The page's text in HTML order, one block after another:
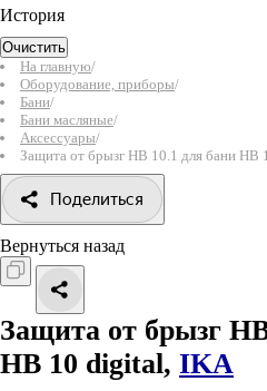
История
Очистить
На главную/
Оборудование, приборы/
Бани/
Бани масляные/
Аксессуары/
Защита от брызг HB 10.1 для бани
Поделиться
Вернуться назад
Защита от брызг
HB 10 digital, IKA